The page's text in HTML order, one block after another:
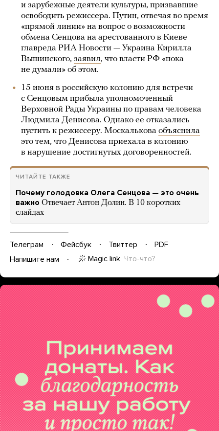
и зарубежные деятели культуры, призвавшие
освободить режиссера. Путин, отвечая во время
«прямой линии» на вопрос о возможности
обмена Сенцова на арестованного в Киеве
главреда РИА Новости — Украина Кирилла
Вышинского, заявил, что власти РФ «пока
не думали» об этом.
15 июня в российскую колонию для встречи
с Сенцовым прибыла уполномоченный
Верховной Рады Украины по правам человека
Людмила Денисова. Однако ее отказались
пустить к режиссеру. Москалькова объяснила
это тем, что Денисова приехала в колонию
в нарушение достигнутых договоренностей.
ЧИТАЙТЕ ТАКЖЕ
Почему голодовка Олега Сенцова — это очень
важно Отвечает Антон Долин. В 10 коротких
слайдах
Телеграм Фейсбук Твиттер
PDF
Напишите нам
Magic link Что-что?